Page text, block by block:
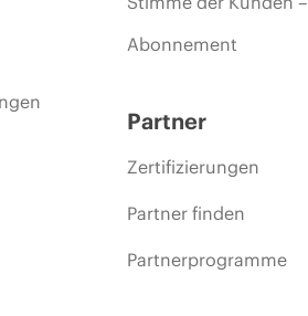
Abonnement
Partner
Zertifizierungen
Partner finden
Partnerprogramme